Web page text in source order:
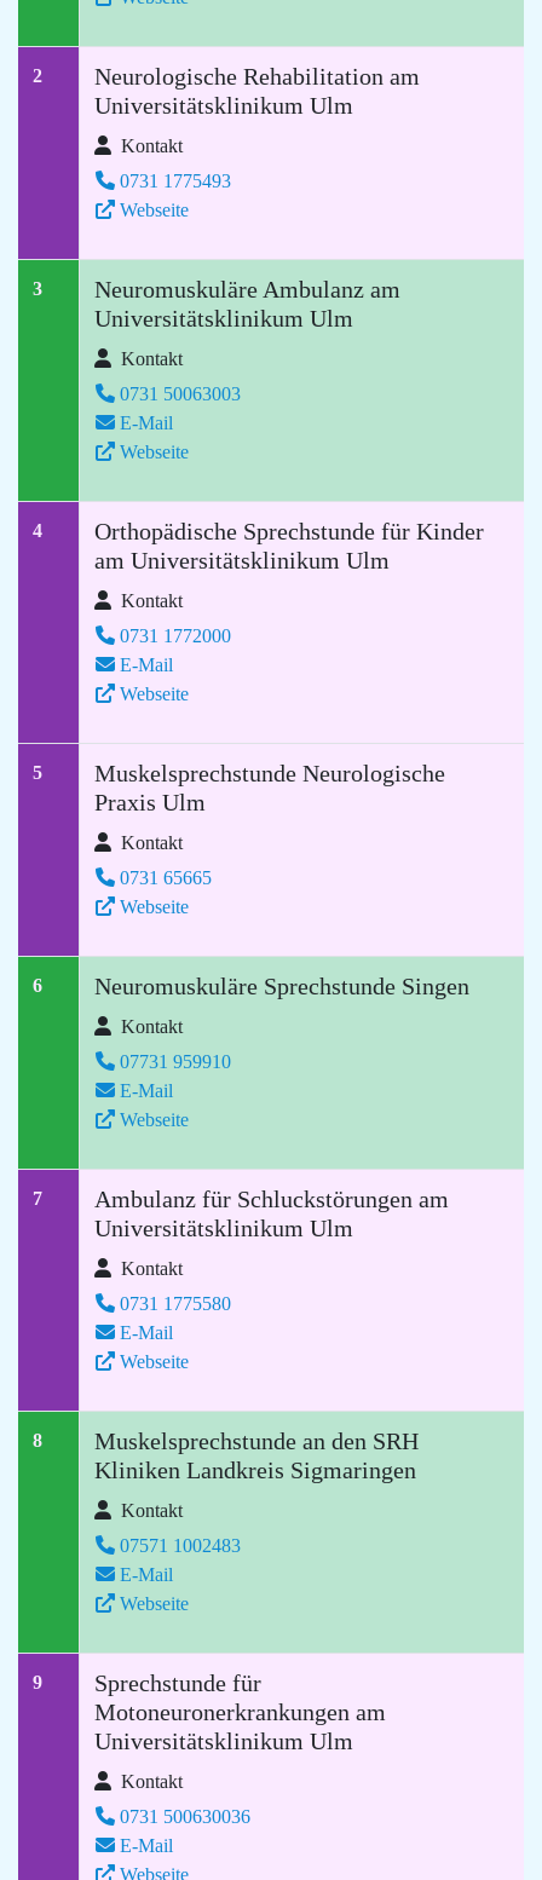
2
Neurologische Rehabilitation am
Universitätsklinikum Ulm
Kontakt
0731 1775493
Webseite
3
Neuromuskuläre Ambulanz am
Universitätsklinikum Ulm
Kontakt
0731 50063003
E-Mail
Webseite
4
Orthopädische Sprechstunde für Kinder
am Universitätsklinikum Ulm
Kontakt
0731 1772000
E-Mail
Webseite
5
Muskelsprechstunde Neurologische
Praxis Ulm
Kontakt
0731 65665
Webseite
6 Neuromuskuläre Sprechstunde Singen
Kontakt
07731 959910
E-Mail
Webseite
7
Ambulanz für Schluckstörungen am
Universitätsklinikum Ulm
Kontakt
0731 1775580
E-Mail
Webseite
8
Muskelsprechstunde an den SRH
Kliniken Landkreis Sigmaringen
Kontakt
07571 1002483
E-Mail
Webseite
9
Sprechstunde für
Motoneuronerkrankungen am
Universitätsklinikum Ulm
Kontakt
0731 500630036
E-Mail
Webseite